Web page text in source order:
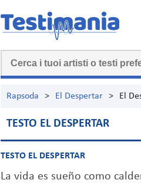
Rapsoda > El Despertar > El
TESTO EL DESPERTAR
TESTO EL DESPERTAR
La vida es sueño como